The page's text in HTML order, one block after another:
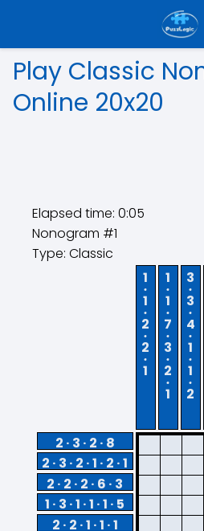
Play Classic
Online 20x20
Elapsed time: 0:05
Nonogram #1
Type: Classic
1
1
2
2
1
1
1
7
3
2
1
3
3
4
1
1
2
2 · 3 · 2 · 8
2 · 3 · 2 · 1 · 2 · 1
2 · 2 · 2 · 6 · 3
1 · 3 · 1 · 1 · 1 · 5
2 · 2 · 1 · 1 · 1